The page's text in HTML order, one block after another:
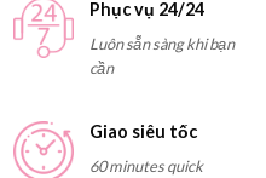
Phục vụ 24/24
Luôn sẵn sàng khi bạn
cần
Giao siêu tốc
60 minutes quick